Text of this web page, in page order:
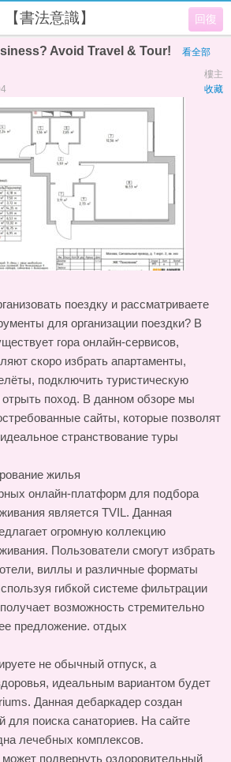
回復
【書法意識】
Avoid Travel & Tour! 看全部
樓主
收藏
поездку и рассматриваете
для организации поездки? В
гора онлайн-сервисов,
скоро избрать апартаменты,
подключить туристическую
отрыть поход. В данном обзоре мы
сайты, которые позволят
странствование туры
жилья
онлайн-платформ для подбора
является TVIL. Данная
огромную коллекцию
Пользователи смогут избрать
виллы и различные форматы
гибкой системе фильтрации
возможность стремительно
предложение. отдых
не обычный отпуск, а
идеальным вариантом будет
Данная дебаркадер создан
для поиска санаториев. На сайте
лечебных комплексов.
подвернуть оздоровительный